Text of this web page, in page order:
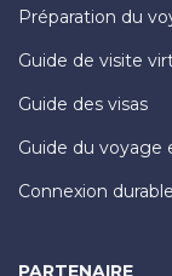
Préparation du
Guide de visite
Guide des visas
Guide du voyage
Connexion durable
PARTENAIRE